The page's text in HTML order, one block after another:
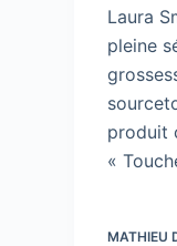
Laura
pleine
produit
«
MATHIEU